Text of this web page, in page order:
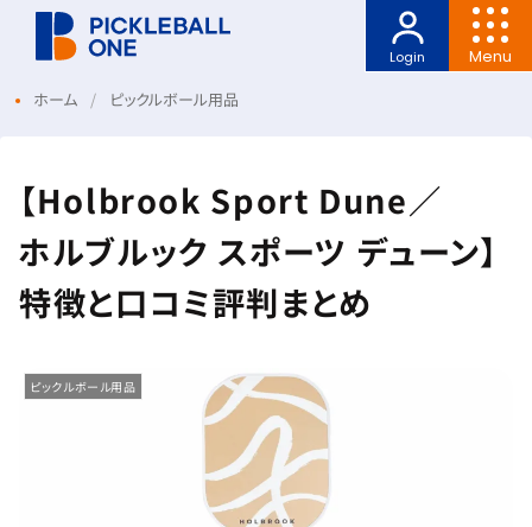
Menu
Login
ホーム ピックルボール用品
【Holbrook Sport Dune／
ホルブルック スポーツ デューン】
特徴と口コミ評判まとめ
ピックルボール用品